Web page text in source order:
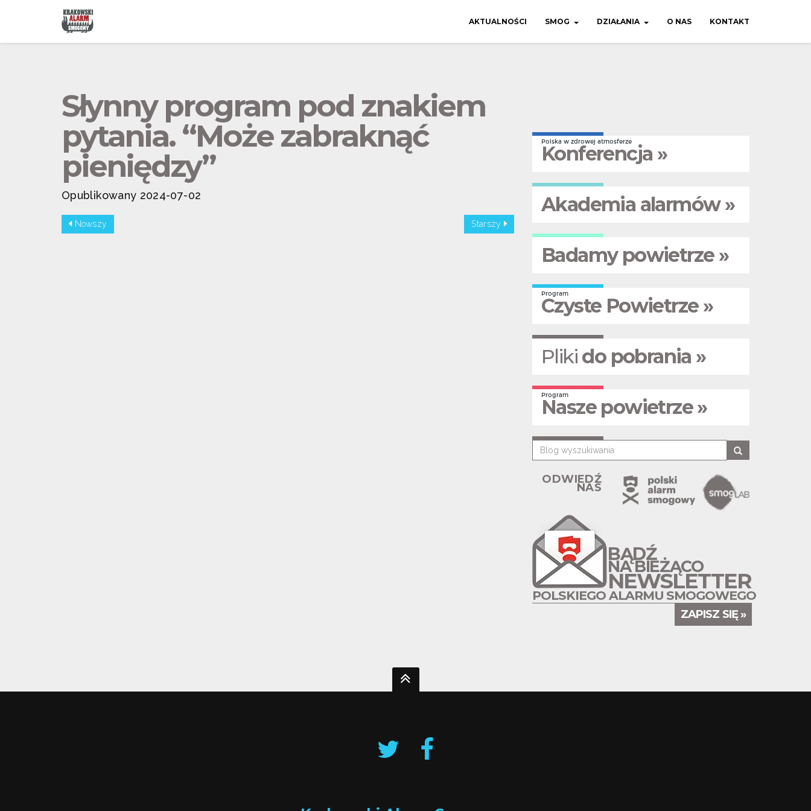
AKTUALNOŚCI SMOG DZIAŁANIA O NAS KONTAKT
Słynny program pod znakiem
pytania. “Może zabraknąć
pieniędzy”
Opublikowany 2024-07-02
Nowszy Starszy
Polska w zdrowej atmosferze
Konferencja »
Akademia alarmów »
Badamy powietrze »
Program
Czyste Powietrze »
Pliki do pobrania »
Program
Nasze powietrze »
ODWIEDŹ
NAS
BĄDŹ
NA BIEŻĄCO
NEWSLETTER
POLSKIEGO ALARMU SMOGOWEGO
ZAPISZ SIĘ »